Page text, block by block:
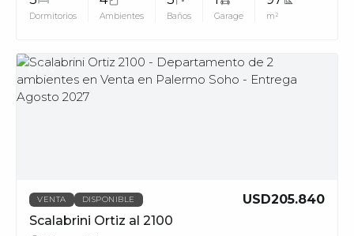
Dormitorios Ambientes Baños Garage m²
MUV
VENTA DISPONIBLE
USD205.840
Scalabrini Ortiz al 2100